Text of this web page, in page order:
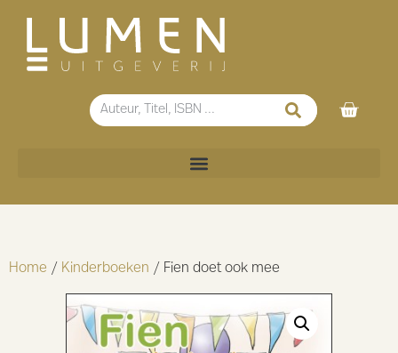
Home / Kinderboeken / Fien doet ook mee